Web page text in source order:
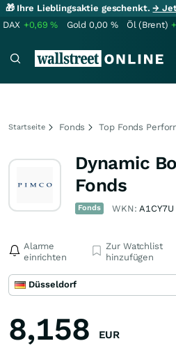
🎁 Ihre Lieblingsaktie geschenkt.→
DAX +0,69% Gold 0,00 % Öl (Brent)
Startseite Fonds Top Fonds
Dynamic
Fonds
Fonds WKN:A1CY7U
Alarme
einrichten
Zur Watchlist
hinzufügen
Düsseldorf
8,158 EUR